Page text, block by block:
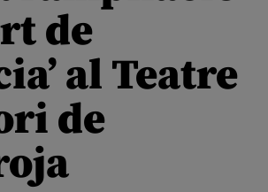
de
al Teatre
de